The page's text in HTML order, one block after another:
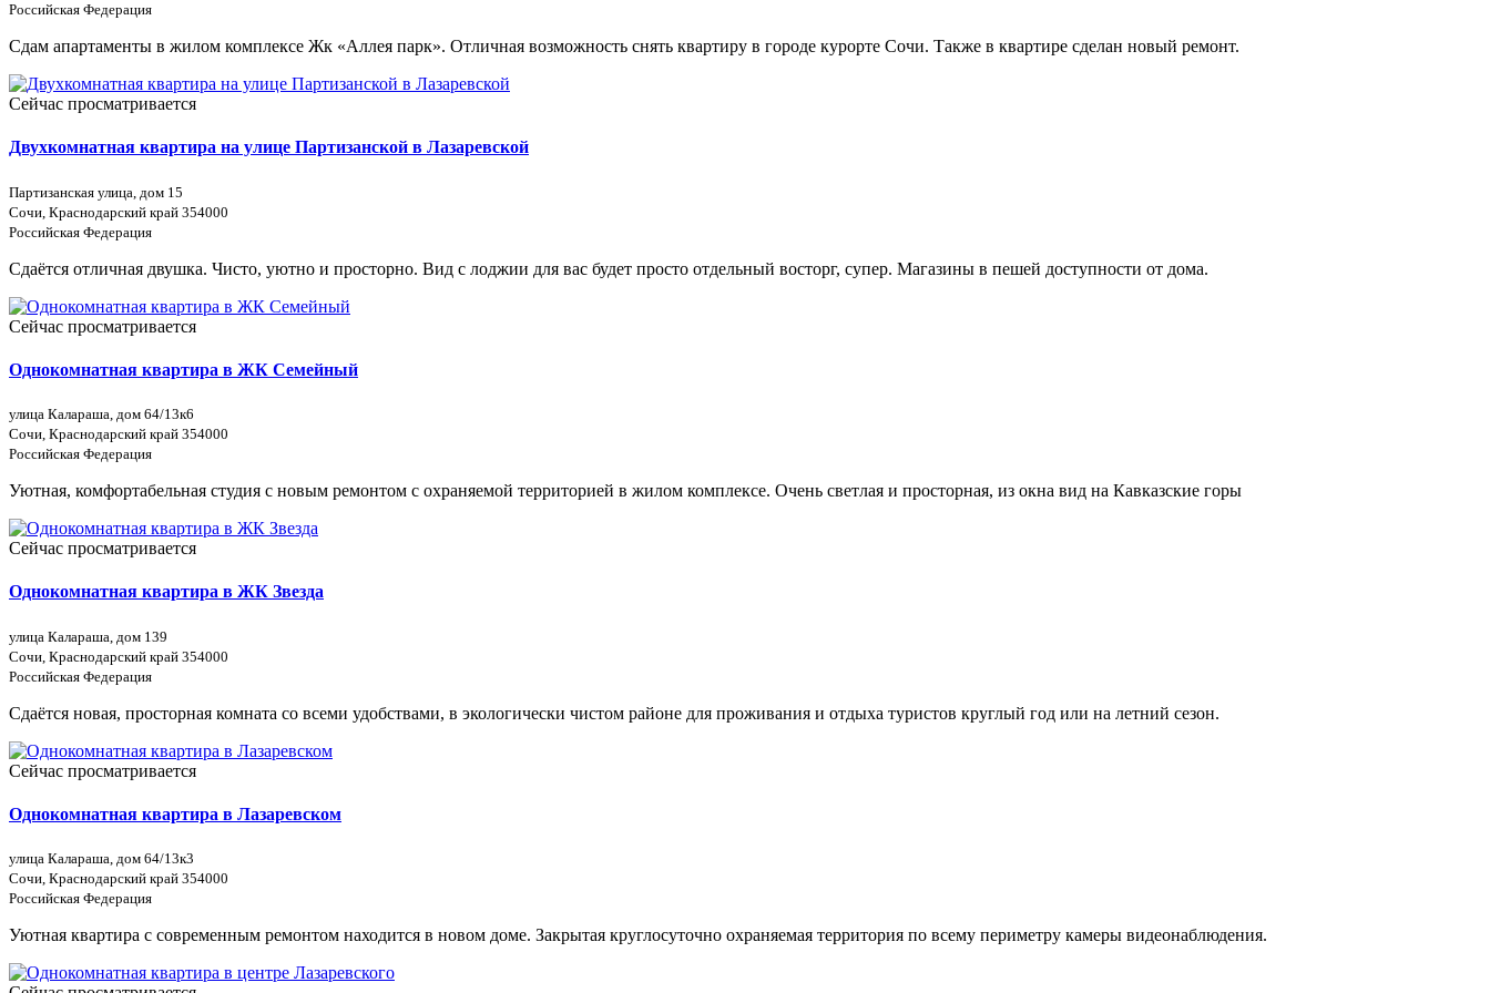
Российская Федерация
Сдам апартаменты в жилом комплексе Жк «Аллея парк». Отличная возможность снять квартиру в городе курорте Сочи. Также в квартире сделан новый ремонт.
Сейчас просматривается
Двухкомнатная квартира на улице Партизанской в Лазаревской
Партизанская улица, дом 15
Сочи, Краснодарский край 354000
Российская Федерация
Сдаётся отличная двушка. Чисто, уютно и просторно. Вид с лоджии для вас будет просто отдельный восторг, супер. Магазины в пешей доступности от дома.
Сейчас просматривается
Однокомнатная квартира в ЖК Семейный
улица Калараша, дом 64/13к6
Сочи, Краснодарский край 354000
Российская Федерация
Уютная, комфортабельная студия с новым ремонтом с охраняемой территорией в жилом комплексе. Очень светлая и просторная, из окна вид на Кавказские горы
Сейчас просматривается
Однокомнатная квартира в ЖК Звезда
улица Калараша, дом 139
Сочи, Краснодарский край 354000
Российская Федерация
Сдаётся новая, просторная комната со всеми удобствами, в экологически чистом районе для проживания и отдыха туристов круглый год или на летний сезон.
Сейчас просматривается
Однокомнатная квартира в Лазаревском
улица Калараша, дом 64/13к3
Сочи, Краснодарский край 354000
Российская Федерация
Уютная квартира с современным ремонтом находится в новом доме. Закрытая круглосуточно охраняемая территория по всему периметру камеры видеонаблюдения.